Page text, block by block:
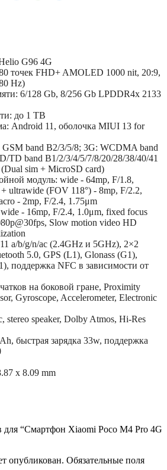
G96 4G
точек FHD+ AMOLED 1000 nit, 20:9,
Hz)
6/128 Gb, 8/256 Gb LPDDR4x 2133
до 1 TB
Android 11, оболочка MIUI 13 for
GSM band B2/3/5/8; 3G: WCDMA band
TD band B1/2/3/4/5/7/8/20/28/38/40/41
sim + MicroSD card)
модуль: wide - 64mp, F/1.8,
ultrawide (FOV 118°) - 8mp, F/2.2,
- 2mp, F/2.4, 1.75μm
- 16mp, F/2.4, 1.0μm, fixed focus
Slow motion video HD
a/b/g/n/ac (2.4GHz и 5GHz), 2×2
5.0, GPS (L1), Glonass (G1),
поддержка NFC в зависимости от
на боковой гране, Proximity
Gyroscope, Accelerometer, Electronic
stereo speaker, Dolby Atmos, Hi-Res
быстрая зарядка 33w, поддержка
x 8.09 mm
для “Смартфон Xiaomi Poco M4 Pro 4G
опубликован. Обязательные поля